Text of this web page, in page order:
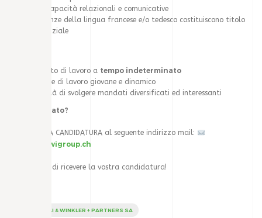
Buone capacità relazionali e comunicative
Conoscenze della lingua francese e/o tedesco costituiscono titolo
preferenziale
Contratto di lavoro a tempo indeterminato
Ambiente di lavoro giovane e dinamico
Possibilità di svolgere mandati diversificati ed interessanti
Sei interessato?
INVIA LA TUA CANDIDATURA al seguente indirizzo mail:
mawi@mawigroup.ch
Saremo lieti di ricevere la vostra candidatura!
MARCIONELLI & WINKLER + PARTNERS SA